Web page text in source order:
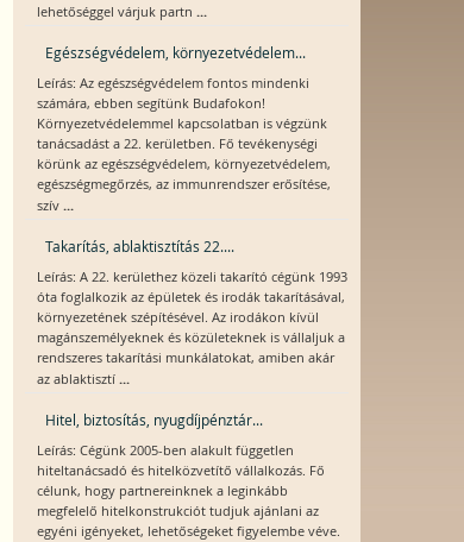
lehetőséggel várjuk partn ...
Egészségvédelem, környezetvédelem...
Leírás: Az egészségvédelem fontos mindenki
számára, ebben segítünk Budafokon!
Környezetvédelemmel kapcsolatban is végzünk
tanácsadást a 22. kerületben. Fő tevékenységi
körünk az egészségvédelem, környezetvédelem,
egészségmegőrzés, az immunrendszer erősítése,
szív ...
Takarítás, ablaktisztítás 22....
Leírás: A 22. kerülethez közeli takarító cégünk 1993
óta foglalkozik az épületek és irodák takarításával,
környezetének szépítésével. Az irodákon kívül
magánszemélyeknek és közületeknek is vállaljuk a
rendszeres takarítási munkálatokat, amiben akár
az ablaktisztí ...
Hitel, biztosítás, nyugdíjpénztár...
Leírás: Cégünk 2005-ben alakult független
hiteltanácsadó és hitelközvetítő vállalkozás. Fő
célunk, hogy partnereinknek a leginkább
megfelelő hitelkonstrukciót tudjuk ajánlani az
egyéni igényeket, lehetőségeket figyelembe véve.